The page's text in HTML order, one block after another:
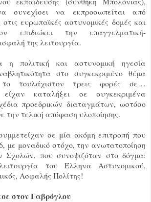
συνεχίσει να εκπροσωπείται από
ευρωπαϊκές αστυνομικές δομές και
επιδιώκει την επαγγελματική-
της λειτουργία.
η πολιτική και αστυνομική ηγεσία
στο συγκεκριμένο θέμα
το τουλάχιστον τρεις φορές σε…
καταλήξει σε συγκεκριμένα
προεδρικών διαταγμάτων, ωστόσο
την τελική απόφαση υλοποίησης.
σε μία ακόμη επιτροπή που
με μοναδικό στόχο, την ανωτατοποίηση
Σχολών, που συνοψιζόταν στο δόγμα:
του Έλληνα Αστυνομικού,
Ασφαλής Πολίτης!
στον Γαβρόγλου